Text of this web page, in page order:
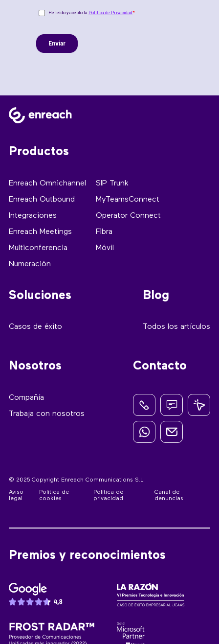
Productos
Enreach Omnichannel
Enreach Outbound
Integraciones
Enreach Meetings
Multiconferencia
Numeración
SIP Trunk
MyTeamsConnect
Operator Connect
Fibra
Móvil
Soluciones
Casos de éxito
Blog
Todos los artículos
Nosotros
Compañía
Trabaja con nosotros
Contacto
© 2025 Copyright Enreach Communications S.L
Aviso
legal
Política de
cookies
Política de
privacidad
Canal de
denuncias
Premios y reconocimientos